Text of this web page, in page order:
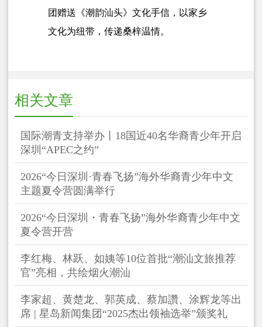
团赠送《潮韵汕头》文化手信，以家乡
文化为纽带，传递桑梓温情。
相关文章
国际潮青支持举办丨18国近40名华裔青少年开启
深圳“APEC之约”
2026“今日深圳·青春飞扬”海外华裔青少年中文
主题夏令营圆满举行
2026“今日深圳・青春飞扬”海外华裔青少年中文
夏令营开营
李红梅、林跃、如姨等10位首批“潮汕文旅推荐
官”亮相，共绘烟火潮汕
李家超、黄楚龙、郭英成、蔡加讚、涂辉龙等出
席 | 星岛新闻集团“2025杰出领袖选举”颁奖礼